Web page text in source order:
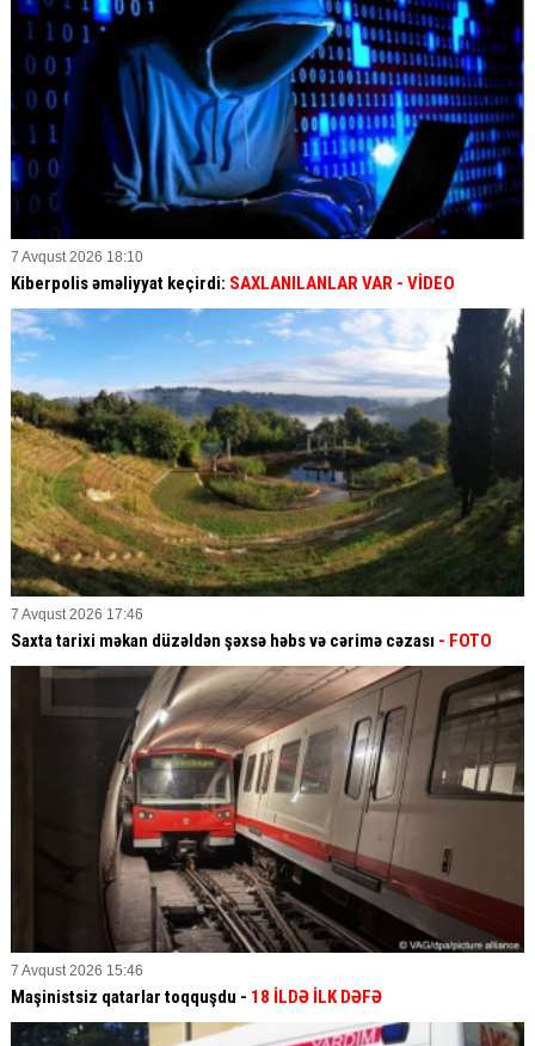
7 Avqust 2026 18:10
Kiberpolis əməliyyat keçirdi: SAXLANILANLAR VAR - VİDEO
7 Avqust 2026 17:46
Saxta tarixi məkan düzəldən şəxsə həbs və cərimə cəzası - FOTO
7 Avqust 2026 15:46
Maşinistsiz qatarlar toqquşdu - 18 İLDƏ İLK DƏFƏ